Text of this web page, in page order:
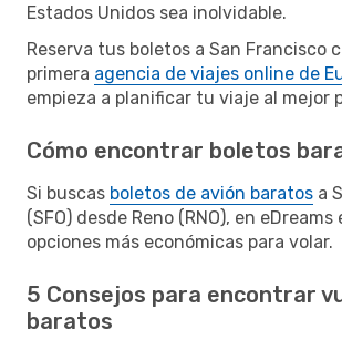
Estados Unidos sea inolvidable.
Reserva tus boletos a San Francisco
primera agencia de viajes online de
empieza a planificar tu viaje al mejor
Cómo encontrar boletos
Si buscas boletos de avión baratos a
(SFO) desde Reno (RNO), en
opciones más económicas para volar.
5 Consejos para encontrar
baratos